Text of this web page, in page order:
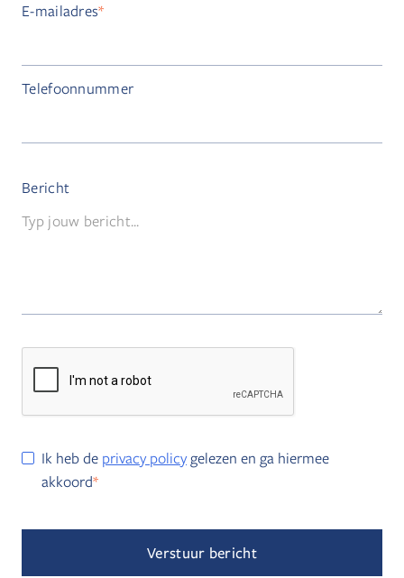
E-mailadres*
Telefoonnummer
Bericht
Ik heb de privacy policygelezen en ga hiermee
akkoord*